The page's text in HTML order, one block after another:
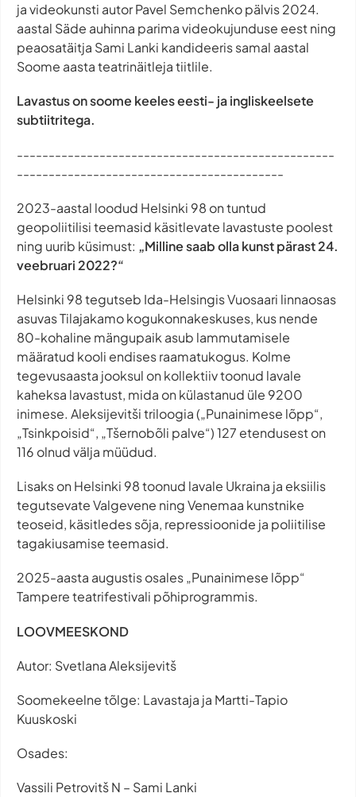
ja videokunsti autor Pavel Semchenko pälvis 2024.
aastal Säde auhinna parima videokujunduse eest ning
peaosatäitja Sami Lanki kandideeris samal aastal
Soome aasta teatrinäitleja tiitlile.
Lavastus on soome keeles eesti- ja ingliskeelsete
subtiitritega.
--------------------------------------------------
------------------------------------------
2023-aastal loodud Helsinki 98 on tuntud
geopoliitilisi teemasid käsitlevate lavastuste poolest
ning uurib küsimust: „Milline saab olla kunst pärast 24.
veebruari 2022?“
Helsinki 98 tegutseb Ida-Helsingis Vuosaari linnaosas
asuvas Tilajakamo kogukonnakeskuses, kus nende
80-kohaline mängupaik asub lammutamisele
määratud kooli endises raamatukogus. Kolme
tegevusaasta jooksul on kollektiiv toonud lavale
kaheksa lavastust, mida on külastanud üle 9200
inimese. Aleksijevitši triloogia („Punainimese lõpp“,
„Tsinkpoisid“, „Tšernobõli palve“) 127 etendusest on
116 olnud välja müüdud.
Lisaks on Helsinki 98 toonud lavale Ukraina ja eksiilis
tegutsevate Valgevene ning Venemaa kunstnike
teoseid, käsitledes sõja, repressioonide ja poliitilise
tagakiusamise teemasid.
2025-aasta augustis osales „Punainimese lõpp“
Tampere teatrifestivali põhiprogrammis.
LOOVMEESKOND
Autor: Svetlana Aleksijevitš
Soomekeelne tõlge: Lavastaja ja Martti-Tapio
Kuuskoski
Osades:
Vassili Petrovitš N – Sami Lanki